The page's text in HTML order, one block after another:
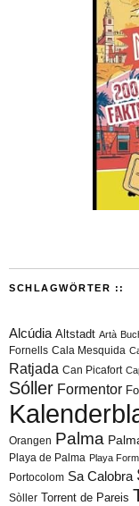
SCHLAGWÖRTER ::
Alcúdia Altstadt Artà
Fornells Cala Mesquida
Ratjada Can Picafort
Sóller Formentor
Orangen Palma
Playa de Palma Playa
Portocolom Sa Calobra
Sòller Torrent de Pareis